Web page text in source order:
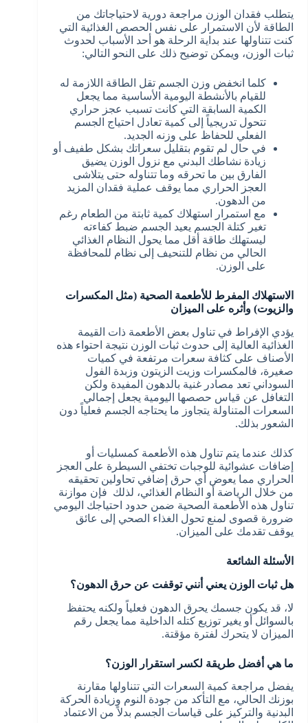
يتطلب فقدان الوزن مراجعة دورية لاحتياجاتك من
الطاقة لأن الاستمرار على نفس الحصص الغذائية التي
كنت تتناولها عند بداية الرحلة هو أحد الأسباب لحدوث
ثبات الوزن، ويمكن توضيح ذلك على النحو التالي:
كلما انخفض وزن الجسم تقل الطاقة اللازمة له
للقيام بالأنشطة اليومية الأساسية مما يجعل
الكمية السابقة التي كانت تسبب عجز حراري
تتحول تدريجياً إلى كمية تعادل احتياج الجسم
الفعلي للحفاظ على وزنه الجديد.
في حال لم تقوم بتقليل سعراتك بشكل طفيف أو
زيادة نشاطك البدني مع نزول الوزن يضيق
الفارق بين ما تحرقه وما تتناوله حتى يتلاشى
العجز الحراري مما يوقف عملية فقدان المزيد
من الدهون.
مع استمرار استهلاك كمية ثابتة من الطعام رغم
تغير كتلة الجسم يعيد الجسم ضبط كفاءته
ليستهلك طاقة أقل مما يحول النظام الغذائي
الحالي من نظام للتنحيف إلى نظام للمحافظة
على الوزن.
الاستهلاك المفرط للأطعمة الصحية (مثل المكسرات
والزيوت) وأثره على الميزان
يؤدي الإفراط في تناول بعض الأطعمة ذات القيمة
الغذائية العالية إلى حدوث ثبات الوزن نتيجة احتواء هذه
الأصناف على كثافة سعرات مرتفعة في كميات
صغيرة، فالمكسرات وزيت الزيتون وزبدة الفول
السوداني تعد مصادر غنية بالدهون المفيدة ولكن
التغافل عن قياس حصصها اليومية يجعل إجمالي
السعرات المتناولة يتجاوز ما يحتاجه الجسم فعلياً دون
الشعور بذلك.
كذلك عندما يتم تناول هذه الأطعمة كمسليات أو
إضافات عشوائية للوجبات تختفي السيطرة على العجز
الحراري مما يعوض أي حرق إضافي تحاولين تحقيقه
من خلال الرياضة أو النظام الغذائي، لذلك فإن موازنة
تناول هذه الأطعمة الصحية ضمن حدود احتياجك اليومي
ضرورة قصوى لمنع تحول الغذاء الصحي إلى عائق
يوقف تقدمك على الميزان.
الأسئلة الشائعة
هل ثبات الوزن يعني أنني توقفت عن حرق الدهون؟
لا، قد يكون جسمك يحرق الدهون فعلياً ولكنه يحتفظ
بالسوائل أو يغير توزيع كتله الداخلية مما يجعل رقم
الميزان لا يتحرك لفترة مؤقتة.
ما هي أفضل طريقة لكسر استقرار الوزن؟
يفضل مراجعة كمية السعرات التي تتناولها مقارنة
بوزنك الحالي، مع التأكد من جودة النوم وزيادة الحركة
البدنية والتركيز على قياسات الجسم بدلاً من الاعتماد